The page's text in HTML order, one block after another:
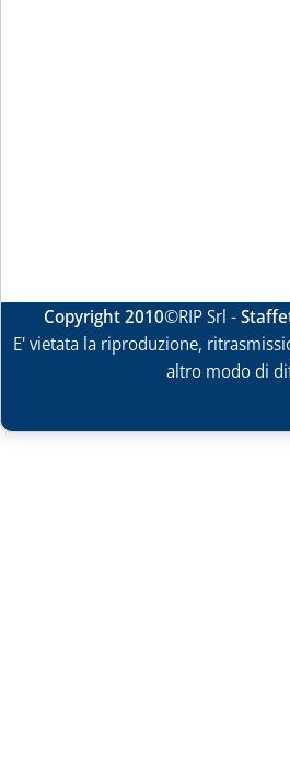
Copyright 2010©RIP Srl -
E' vietata la riproduzione,
altro modo di